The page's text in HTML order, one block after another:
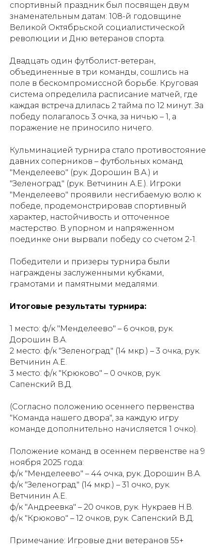
спортивный праздник был посвящен двум
знаменательным датам: 108-й годовщине
Великой Октябрьской социалистической
революции и Дню ветеранов спорта.
Двадцать один футболист-ветеран,
объединенные в три команды, сошлись на
поле в бескомпромиссной борьбе. Круговая
система определила расписание матчей, где
каждая встреча длилась 2 тайма по 12 минут. За
победу полагалось 3 очка, за ничью – 1, а
поражение не приносило ничего.
Кульминацией турнира стало противостояние
давних соперников – футбольных команд
"Менделеево" (рук. Дорошин В.А.) и
"Зеленоград" (рук. Ветчинин А.Е.). Игроки
"Менделеево" проявили несгибаемую волю к
победе, продемонстрировав спортивный
характер, настойчивость и отточенное
мастерство. В упорном и напряженном
поединке они вырвали победу со счетом 2-1.
Победители и призеры турнира были
награждены заслуженными кубками,
грамотами и памятными медалями.
Итоговые результаты турнира:
1 место: ф/к "Менделеево" – 6 очков, рук.
Дорошин В.А.
2 место: ф/к "Зеленоград" (14 мкр.) – 3 очка, рук.
Ветчинин А.Е.
3 место: ф/к "Крюково" – 0 очков, рук.
Сапенский В.Д.
(Согласно положению осеннего первенства
"Команда нашего двора", за каждую игру
команде дополнительно начисляется 1 очко).
Положение команд в осеннем первенстве на 9
ноября 2025 года:
ф/к "Менделеево" – 44 очка, рук. Дорошин В.А.
ф/к "Зеленоград" (14 мкр.) – 31 очко, рук.
Ветчинин А.Е.
ф/к "Андреевка" – 20 очков, рук. Нукраев Н.В.
ф/к "Крюково" – 12 очков, рук. Сапенский В.Д.
Примечание: Игровые дни ветеранов 55+